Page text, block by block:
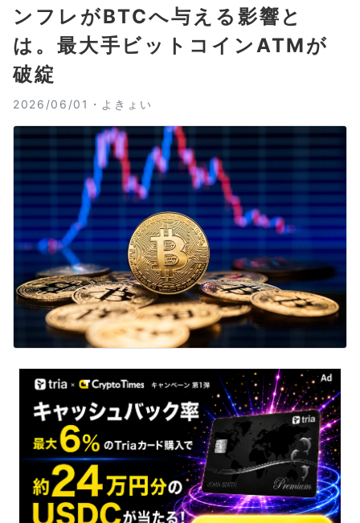
ンフレがBTCへ与える影響と
は。最大手ビットコインATMが
破綻
2026/06/01・ よきょい